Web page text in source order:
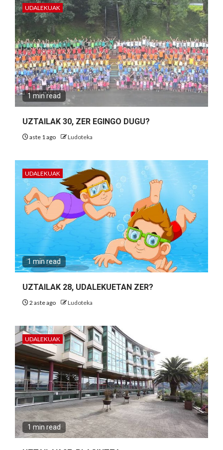
UDALEKUAK
1 min read
UZTAILAK 30, ZER EGINGO DUGU?
aste 1 ago Ludoteka
UDALEKUAK
1 min read
UZTAILAK 28, UDALEKUETAN ZER?
2 aste ago Ludoteka
UDALEKUAK
1 min read